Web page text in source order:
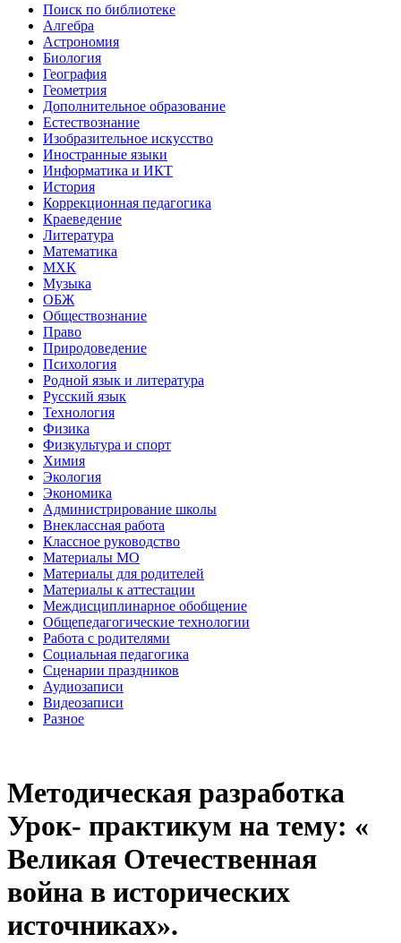
Поиск по библиотеке
Алгебра
Астрономия
Биология
География
Геометрия
Дополнительное образование
Естествознание
Изобразительное искусство
Иностранные языки
Информатика и ИКТ
История
Коррекционная педагогика
Краеведение
Литература
Математика
МХК
Музыка
ОБЖ
Обществознание
Право
Природоведение
Психология
Родной язык и литература
Русский язык
Технология
Физика
Физкультура и спорт
Химия
Экология
Экономика
Администрирование школы
Внеклассная работа
Классное руководство
Материалы МО
Материалы для родителей
Материалы к аттестации
Междисциплинарное обобщение
Общепедагогические технологии
Работа с родителями
Социальная педагогика
Сценарии праздников
Аудиозаписи
Видеозаписи
Разное
Методическая разработка
Урок- практикум на тему: «
Великая Отечественная
война в исторических
источниках».